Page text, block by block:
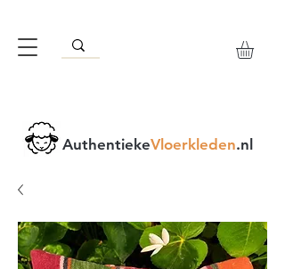
AuthentiekeVloerkleden.nl